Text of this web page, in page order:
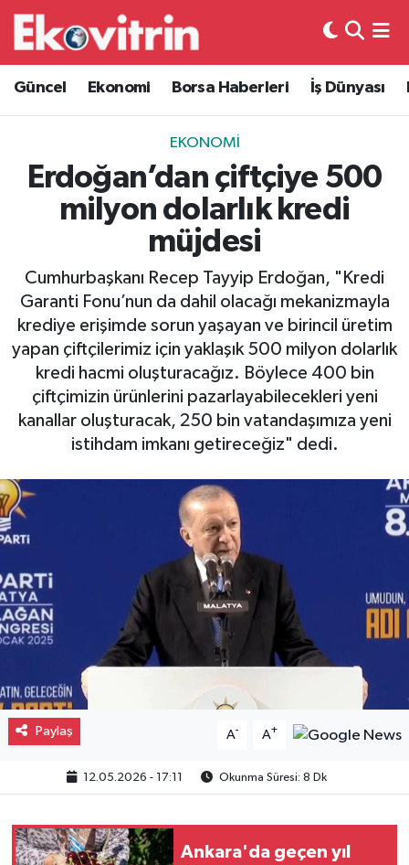
Güncel Ekonomi Borsa Haberleri İş Dünyası
EKONOMI
Erdoğan’dan çiftçiye 500
milyon dolarlık kredi
müjdesi
Cumhurbaşkanı Recep Tayyip Erdoğan, "Kredi
Garanti Fonu’nun da dahil olacağı mekanizmayla
krediye erişimde sorun yaşayan ve birincil üretim
yapan çiftçilerimiz için yaklaşık 500 milyon dolarlık
kredi hacmi oluşturacağız. Böylece 400 bin
çiftçimizin ürünlerini pazarlayabilecekleri yeni
kanallar oluşturacak, 250 bin vatandaşımıza yeni
istihdam imkanı getireceğiz" dedi.
Paylaş A- A+
12.05.2026 - 17:11 Okunma Süresi: 8 Dk
Ankara'da geçen yıl
Güncel
Ekonomi
Borsa Haberleri
İş Dünyası
Otovitrin
Asayiş
Magazin
Gayrimenkul
Hava Durumu
Trafik Durumu
Süper Lig Puan Durumu ve Fikstür
Tüm Manşetler
Son Dakika Haberleri
Haber Arşivi